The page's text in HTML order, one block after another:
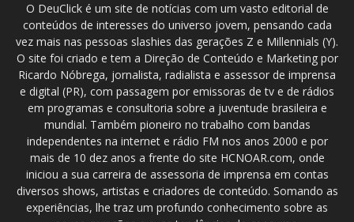
O DeuClick é um site de notícias com um vasto editorial de
conteúdos de interesses do universo jovem, pensando cada
vez mais nas pessoas slashies das gerações Z e Millennials (Y).
O site foi criado e tem a Direção de Conteúdo e Marketing por
Ricardo Nóbrega, jornalista, radialista e assessor de imprensa
e digital (PR), com passagem por emissoras de tv e de rádios
em programas e consultoria sobre a juventude brasileira e
mundial. Também pioneiro no trabalho com bandas
independentes na internet e rádio FM nos anos 2000 e por
mais de 10 dez anos a frente do site HCNOAR.com, onde
iniciou a sua carreira de assessoria de imprensa em contas
diversos shows, artistas e criadores de conteúdo. Somando as
experiências, lhe traz um profundo conhecimento sobre as